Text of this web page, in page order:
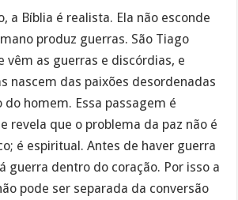
a Bíblia é realista. Ela não esconde
produz guerras. São Tiago
vêm as guerras e discórdias, e
nascem das paixões desordenadas
homem. Essa passagem é
revela que o problema da paz não é
é espiritual. Antes de haver guerra
guerra dentro do coração. Por isso a
pode ser separada da conversão